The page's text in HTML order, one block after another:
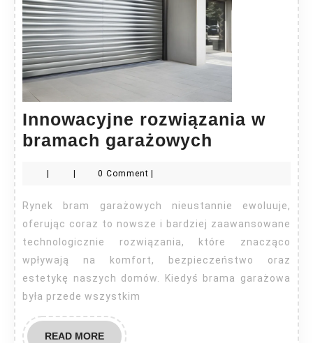
Innowacyjne rozwiązania w
bramach garażowych
bramach
| | 0 Comment |
Rynek bram garażowych nieustannie ewoluuje,
oferując coraz to nowsze i bardziej zaawansowane
technologicznie rozwiązania, które znacząco
wpływają na komfort, bezpieczeństwo oraz
estetykę naszych domów. Kiedyś brama garażowa
była przede wszystkim
READ MOREREAD